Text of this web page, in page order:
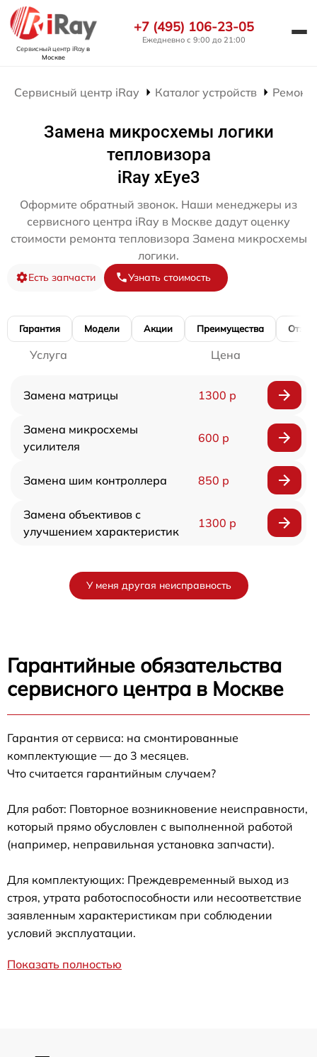
Сервисный центр iRayв
Москве
+7 (495) 106-23-05
Ежедневно с 9:00 до 21:00
Сервисный центр iRay Каталог устройств Ремонт
Замена микросхемы логики
тепловизора
iRay xEye3
Оформите обратный звонок. Наши менеджеры из
сервисного центра iRay в Москве дадут оценку
стоимости ремонта тепловизора Замена микросхемы
логики.
Есть запчасти Узнать стоимость
Гарантия Модели Акции Преимущества
Услуга Цена
Замена матрицы 1300 р
Замена микросхемы
усилителя
600 р
Замена шим контроллера 850 р
Замена объективов с
улучшением характеристик
1300 р
У меня другая неисправность
Гарантийные обязательства
сервисного центра в Москве
Гарантия от сервиса: на смонтированные
комплектующие — до 3 месяцев.
Что считается гарантийным случаем?
Для работ: Повторное возникновение неисправности,
который прямо обусловлен с выполненной работой
(например, неправильная установка запчасти).
Для комплектующих: Преждевременный выход из
строя, утрата работоспособности или несоответствие
заявленным характеристикам при соблюдении
условий эксплуатации.
Показать полностью